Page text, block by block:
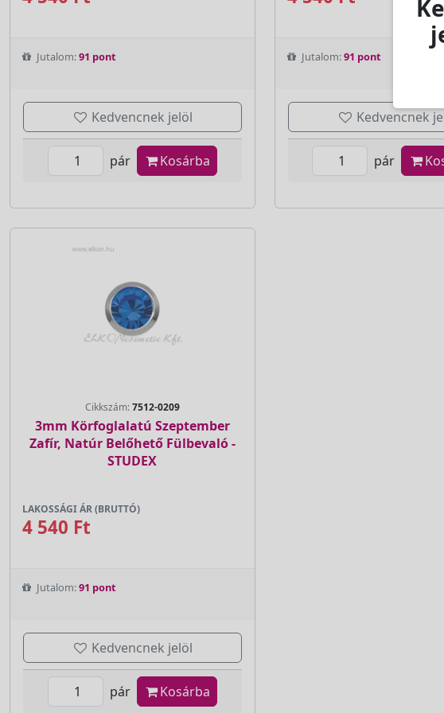
Jutalom:91 pont
Kedvencnek jelöl
pár Kosárba
Jutalom:91 pont
Kedvencnek
pár
Cikkszám:7512-0209
3mm Körfoglalatú Szeptember
Zafír, Natúr Belőhető Fülbevaló -
STUDEX
LAKOSSÁGI ÁR (BRUTTÓ)
4 540 Ft
Jutalom:91 pont
Kedvencnek jelöl
pár Kosárba